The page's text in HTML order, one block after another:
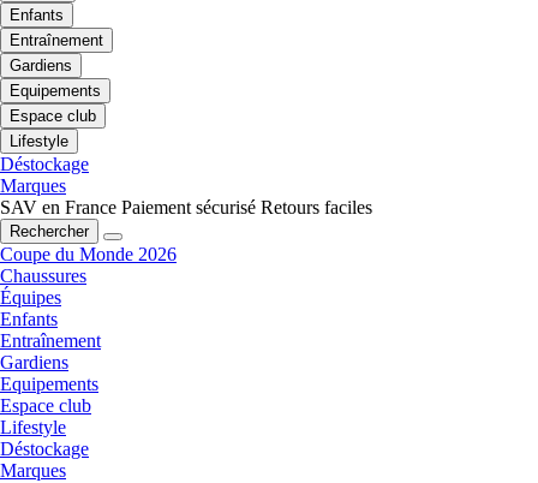
Enfants
Entraînement
Gardiens
Equipements
Espace club
Lifestyle
Déstockage
Marques
SAV en France Paiement sécurisé Retours faciles
Rechercher
Coupe du Monde 2026
Chaussures
Équipes
Enfants
Entraînement
Gardiens
Equipements
Espace club
Lifestyle
Déstockage
Marques